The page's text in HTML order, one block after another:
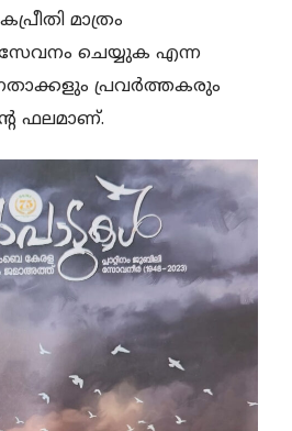
മാത്രം
ചെയ്യുക എന്ന
പ്രവര്‍ത്തകരും
ഫലമാണ്.